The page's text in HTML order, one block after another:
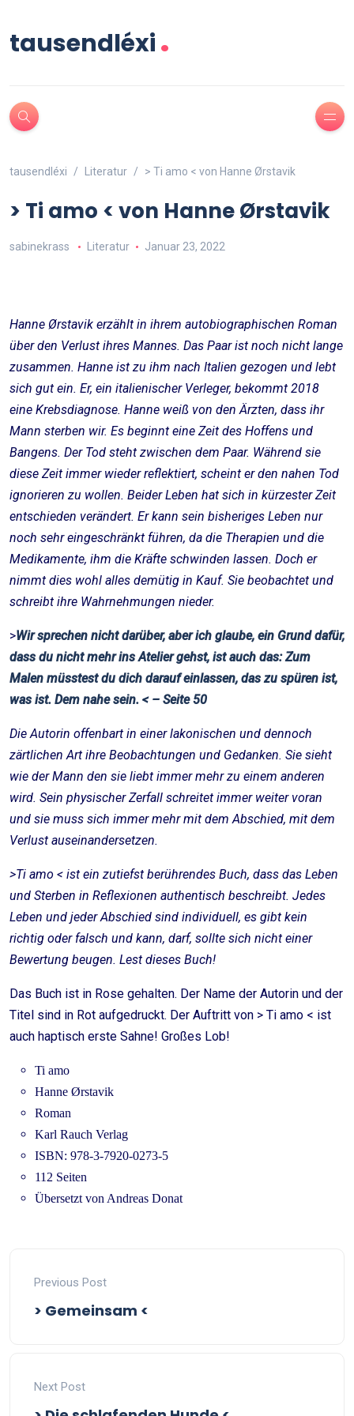
tausendléxi.
tausendléxi Literatur > Ti amo < von Hanne Ørstavik
> Ti amo < von Hanne Ørstavik
sabinekrass Literatur Januar 23, 2022
Hanne Ørstavik erzählt in ihrem autobiographischen Roman
über den Verlust ihres Mannes. Das Paar ist noch nicht lange
zusammen. Hanne ist zu ihm nach Italien gezogen und lebt
sich gut ein. Er, ein italienischer Verleger, bekommt 2018
eine Krebsdiagnose. Hanne weiß von den Ärzten, dass ihr
Mann sterben wir. Es beginnt eine Zeit des Hoffens und
Bangens. Der Tod steht zwischen dem Paar. Während sie
diese Zeit immer wieder reflektiert, scheint er den nahen Tod
ignorieren zu wollen. Beider Leben hat sich in kürzester Zeit
entschieden verändert. Er kann sein bisheriges Leben nur
noch sehr eingeschränkt führen, da die Therapien und die
Medikamente, ihm die Kräfte schwinden lassen. Doch er
nimmt dies wohl alles demütig in Kauf. Sie beobachtet und
schreibt ihre Wahrnehmungen nieder.
>Wir sprechen nicht darüber, aber ich glaube, ein Grund dafür,
dass du nicht mehr ins Atelier gehst, ist auch das: Zum
Malen müsstest du dich darauf einlassen, das zu spüren ist,
was ist. Dem nahe sein. < – Seite 50
Die Autorin offenbart in einer lakonischen und dennoch
zärtlichen Art ihre Beobachtungen und Gedanken. Sie sieht
wie der Mann den sie liebt immer mehr zu einem anderen
wird. Sein physischer Zerfall schreitet immer weiter voran
und sie muss sich immer mehr mit dem Abschied, mit dem
Verlust auseinandersetzen.
>Ti amo < ist ein zutiefst berührendes Buch, dass das Leben
und Sterben in Reflexionen authentisch beschreibt. Jedes
Leben und jeder Abschied sind individuell, es gibt kein
richtig oder falsch und kann, darf, sollte sich nicht einer
Bewertung beugen. Lest dieses Buch!
Das Buch ist in Rose gehalten. Der Name der Autorin und der
Titel sind in Rot aufgedruckt. Der Auftritt von > Ti amo < ist
auch haptisch erste Sahne! Großes Lob!
Ti amo
Hanne Ørstavik
Roman
Karl Rauch Verlag
ISBN: 978-3-7920-0273-5
112 Seiten
Übersetzt von Andreas Donat
Previous Post
> Gemeinsam <
Next Post